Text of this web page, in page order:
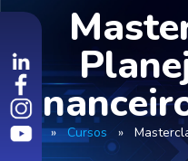
Início »Cursos »